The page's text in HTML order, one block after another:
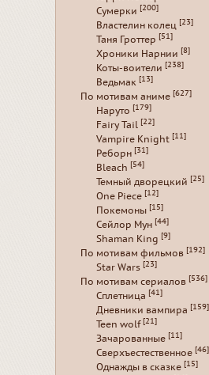
Сумерки [200]
Властелин колец [23]
Таня Гроттер [51]
Хроники Нарнии [8]
Коты-воители [238]
Ведьмак [13]
По мотивам аниме [627]
Наруто [179]
Fairy Tail [22]
Vampire Knight [11]
Реборн [31]
Bleach [54]
Темный дворецкий [25]
One Piece [12]
Покемоны [15]
Сейлор Мун [44]
Shaman King [9]
По мотивам фильмов [192]
Star Wars [23]
По мотивам сериалов [536]
Сплетница [41]
Дневники вампира [159]
Teen wolf [21]
Зачарованные [11]
Сверхъестественное [46]
Однажды в сказке [15]